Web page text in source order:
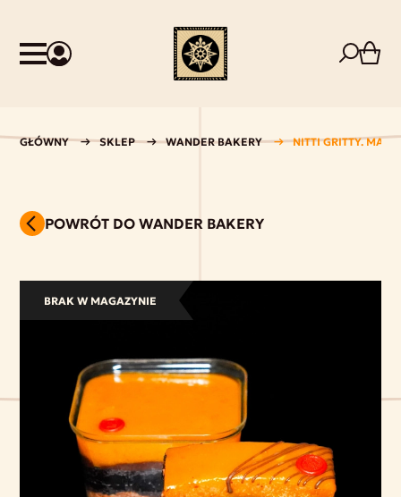
GŁÓWNY SKLEP WANDER BAKERY NITTI GRITTY.
POWRÓT DO WANDER BAKERY
BRAK W MAGAZYNIE